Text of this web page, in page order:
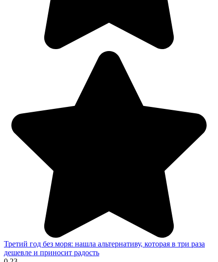
Третий год без моря: нашла альтернативу, которая в три раза
дешевле и приносит радость